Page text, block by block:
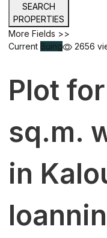
SEARCH
PROPERTIES
More Fields >>
Current Buing 2656
Plot
sq.m.
in